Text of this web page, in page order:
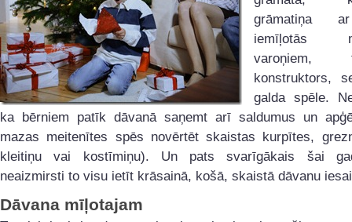
grāmatiņa
iemīļotās
varoņiem,
konstruktors,
galda spēle.
ka bērniem patīk dāvanā saņemt arī saldumus un
mazas meitenītes spēs novērtēt skaistas kurpītes,
kleitiņu vai kostīmiņu). Un pats svarīgākais šai
neaizmirsti to visu ietīt krāsainā, košā, skaistā dāvanu
Dāvana mīļotajam